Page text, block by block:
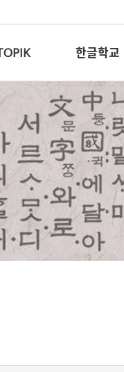
한글학교